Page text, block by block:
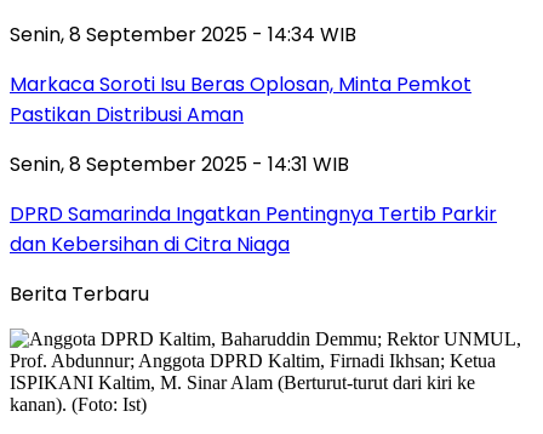
Senin, 8 September 2025 - 14:34 WIB
Markaca Soroti Isu Beras Oplosan, Minta Pemkot
Pastikan Distribusi Aman
Senin, 8 September 2025 - 14:31 WIB
DPRD Samarinda Ingatkan Pentingnya Tertib Parkir
dan Kebersihan di Citra Niaga
Berita Terbaru